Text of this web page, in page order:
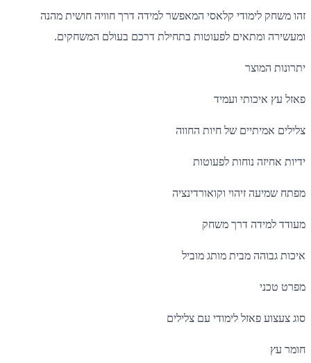
לימודי קלאסי המאפשר למידה דרך חוויה חושית מהנה
ומתאים לפעוטות בתחילת דרכם בעולם המשחקים.
המוצר
איכותי ועמיד
של חיות החווה
נוחות לפעוטות
זיהוי וקואורדינציה
דרך משחק
מבית מותג מוביל
פאזל לימודי עם צלילים